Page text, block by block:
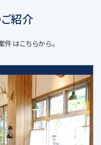
スに関する業務
及び当社業務
案内、社内にお
のため
紹介
はこちらから。